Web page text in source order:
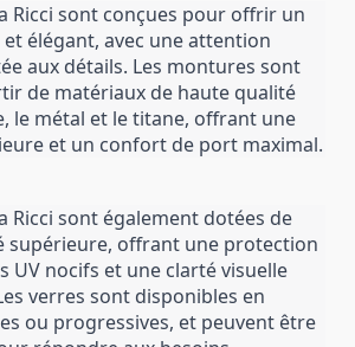
Ricci sont conçues pour offrir un
élégant, avec une attention
aux détails. Les montures sont
de matériaux de haute qualité
le métal et le titane, offrant une
et un confort de port maximal.
Ricci sont également dotées de
supérieure, offrant une protection
UV nocifs et une clarté visuelle
verres sont disponibles en
ou progressives, et peuvent être